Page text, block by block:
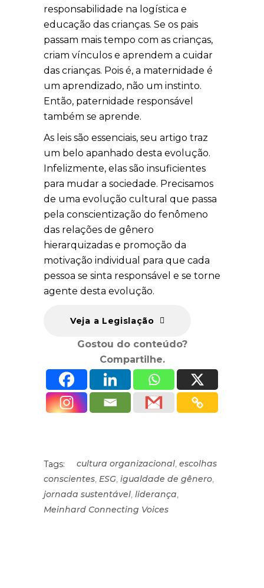
responsabilidade na logística e
educação das crianças. Se os pais
passam mais tempo com as crianças,
criam vínculos e aprendem a cuidar
das crianças. Pois é, a maternidade é
um aprendizado, não um instinto.
Então, paternidade responsável
também se aprende.
As leis são essenciais, seu artigo traz
um belo apanhado desta evolução.
Infelizmente, elas são insuficientes
para mudar a sociedade. Precisamos
de uma evolução cultural que passa
pela conscientização do fenômeno
das relações de gênero
hierarquizadas e promoção da
motivação individual para que cada
pessoa se sinta responsável e se torne
agente desta evolução.
Veja a Legislação
Gostou do conteúdo?
Compartilhe.
Tags: cultura organizacional, escolhas
conscientes, ESG, igualdade de gênero,
jornada sustentável, liderança,
Meinhard Connecting Voices